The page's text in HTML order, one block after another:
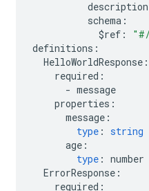
description
schema :
$ref :
definitions :
HelloWorldResponse :
required :
- message
properties :
message :
type : string
age :
type : number
ErrorResponse :
required :